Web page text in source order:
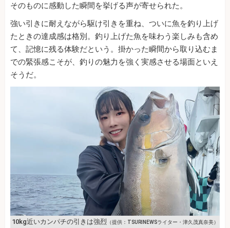
そのものに感動した瞬間を挙げる声が寄せられた。
強い引きに耐えながら駆け引きを重ね、ついに魚を釣り上げ
たときの達成感は格別。釣り上げた魚を味わう楽しみも含め
て、記憶に残る体験だという。掛かった瞬間から取り込むま
での緊張感こそが、釣りの魅力を強く実感させる場面といえ
そうだ。
10kg近いカンパチの引きは強烈 （提供：TSURINEWSライター・津久茂真奈美）